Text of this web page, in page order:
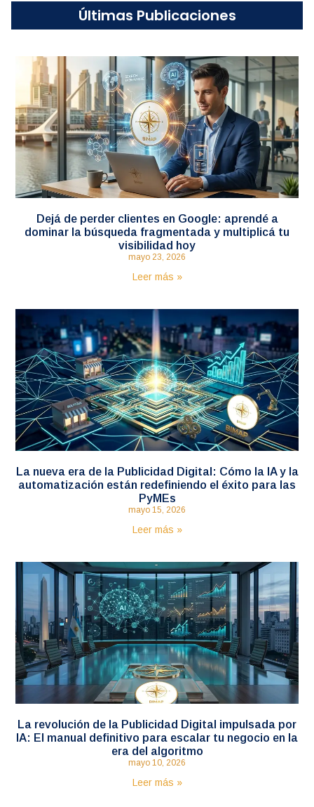
Últimas Publicaciones
Dejá de perder clientes en Google: aprendé a
dominar la búsqueda fragmentada y multiplicá tu
visibilidad hoy
mayo 23, 2026
Leer más »
La nueva era de la Publicidad Digital: Cómo la IA y la
automatización están redefiniendo el éxito para las
PyMEs
mayo 15, 2026
Leer más »
La revolución de la Publicidad Digital impulsada por
IA: El manual definitivo para escalar tu negocio en la
era del algoritmo
mayo 10, 2026
Leer más »